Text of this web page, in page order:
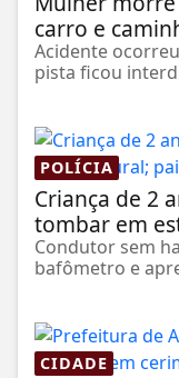
carro e
Acidente
pista ficou
POLÍCIA
Criança de 2
tombar em
Condutor sem
bafômetro e
CIDADE